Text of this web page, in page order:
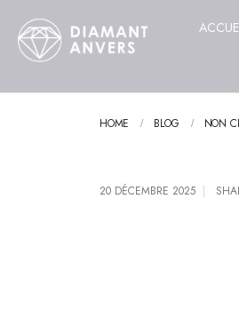
HOME BLOG NON
20 DÉCEMBRE 2025